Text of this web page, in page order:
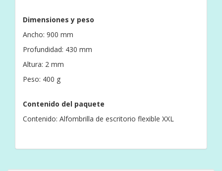
Dimensiones y peso
Ancho: 900 mm
Profundidad: 430 mm
Altura: 2 mm
Peso: 400 g
Contenido del paquete
Contenido: Alfombrilla de escritorio flexible XXL